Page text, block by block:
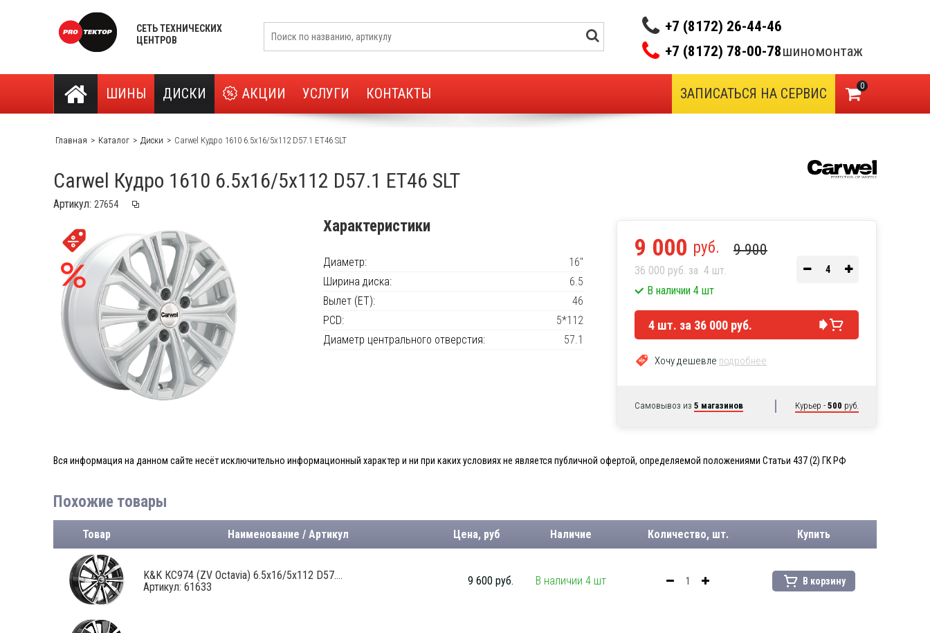
СЕТЬ ТЕХНИЧЕСКИХ
ЦЕНТРОВ
+7 (8172) 26-44-46
+7 (8172) 78-00-78шиномонтаж
ШИНЫ ДИСКИ АКЦИИ УСЛУГИ КОНТАКТЫ 0
ЗАПИСАТЬСЯ НА СЕРВИС
Главная Каталог Диски Carwel Кудро 1610 6.5x16/5x112 D57.1 ET46 SLT
Carwel Кудро 1610 6.5x16/5x112 D57.1 ET46 SLT
Артикул:
Характеристики
Диаметр:
16"
Ширина диска:
6.5
Вылет (ET):
46
PCD:
5*112
Диаметр центрального отверстия:
57.1
9 000 руб. 9 900
36 000 руб. за 4 шт.
В наличии 4 шт
4 шт. за 36 000 руб.
Хочу дешевле подробнее
Самовывоз из 5 магазинов Курьер - 500 руб.
Вся информация на данном сайте несёт исключительно информационный характер и ни при каких условиях не является публичной офертой, определяемой положениями Статьи 437 (2) ГК РФ
Похожие товары
Товар Наименование / Артикул Цена, руб Наличие Количество, шт. Купить
K&K КС974 (ZV Octavia) 6.5x16/5x112 D57....
Артикул: 61633
9 600 руб. В наличии 4 шт В корзину